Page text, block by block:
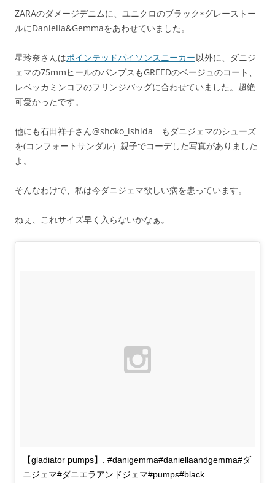
ZARAのダメージデニムに、ユニクロのブラック×グレーストー
ルにDaniella&Gemmaをあわせていました。
星玲奈さんはポインテッドパイソンスニーカー以外に、ダニジ
ェマの75mmヒールのパンプスもGREEDのベージュのコート、
レベッカミンコフのフリンジバッグに合わせていました。超絶
可愛かったです。
他にも石田祥子さん@shoko_ishida もダニジェマのシューズ
を(コンフォートサンダル）親子でコーデした写真がありました
よ。
そんなわけで、私は今ダニジェマ欲しい病を患っています。
ねぇ、これサイズ早く入らないかなぁ。
【gladiator pumps】. #danigemma#daniellaandgemma#ダ
ニジェマ#ダニエラアンドジェマ#pumps#black